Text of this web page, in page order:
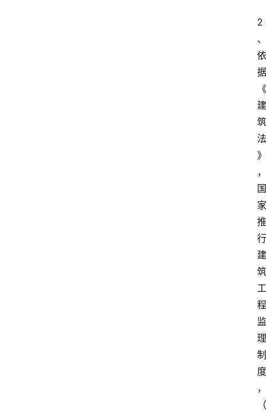
2
、
依
据
《
建
筑
法
》
，
国
家
推
行
建
筑
工
程
监
理
制
度
，
（